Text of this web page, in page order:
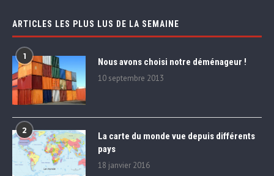
ARTICLES LES PLUS LUS DE LA SEMAINE
1 Nous avons choisi notre déménageur !
10 septembre 2013
2
La carte du monde vue depuis différents
pays
18 janvier 2016